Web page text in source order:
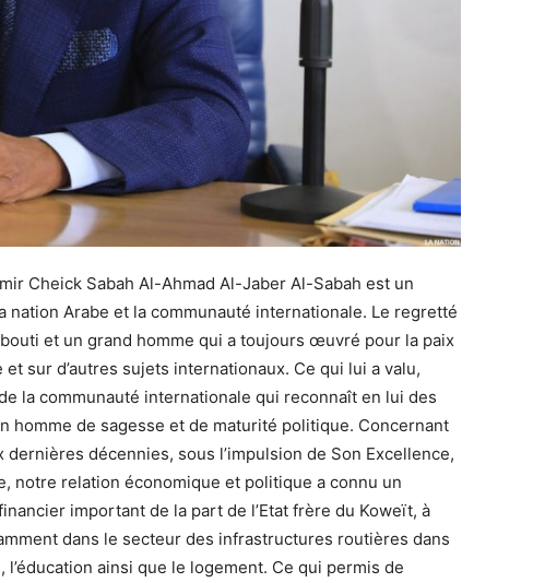
Cheick Sabah Al-Ahmad Al-Jaber Al-Sabah est un
Arabe et la communauté internationale. Le regretté
et un grand homme qui a toujours œuvré pour la paix
sur d’autres sujets internationaux. Ce qui lui a valu,
la communauté internationale qui reconnaît en lui des
homme de sagesse et de maturité politique. Concernant
décennies, sous l’impulsion de Son Excellence,
notre relation économique et politique a connu un
important de la part de l’Etat frère du Koweït, à
dans le secteur des infrastructures routières dans
l’éducation ainsi que le logement. Ce qui permis de